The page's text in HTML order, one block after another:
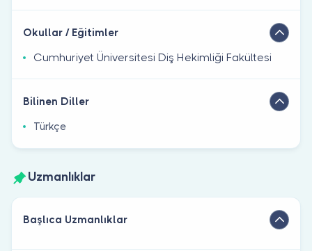
Okullar / Eğitimler
Cumhuriyet Üniversitesi Diş Hekimliği Fakültesi
Bilinen Diller
Türkçe
Uzmanlıklar
Başlıca Uzmanlıklar